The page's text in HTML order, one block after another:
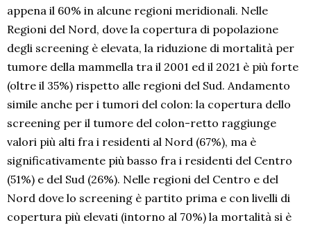
appena il 60% in alcune regioni meridionali. Nelle
Regioni del Nord, dove la copertura di popolazione
degli screening è elevata, la riduzione di mortalità per
tumore della mammella tra il 2001 ed il 2021 è più forte
(oltre il 35%) rispetto alle regioni del Sud. Andamento
simile anche per i tumori del colon: la copertura dello
screening per il tumore del colon-retto raggiunge
valori più alti fra i residenti al Nord (67%), ma è
significativamente più basso fra i residenti del Centro
(51%) e del Sud (26%). Nelle regioni del Centro e del
Nord dove lo screening è partito prima e con livelli di
copertura più elevati (intorno al 70%) la mortalità si è